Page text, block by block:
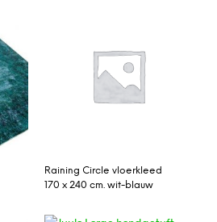
Raining Circle vloerkleed
170 x 240 cm. wit-blauw